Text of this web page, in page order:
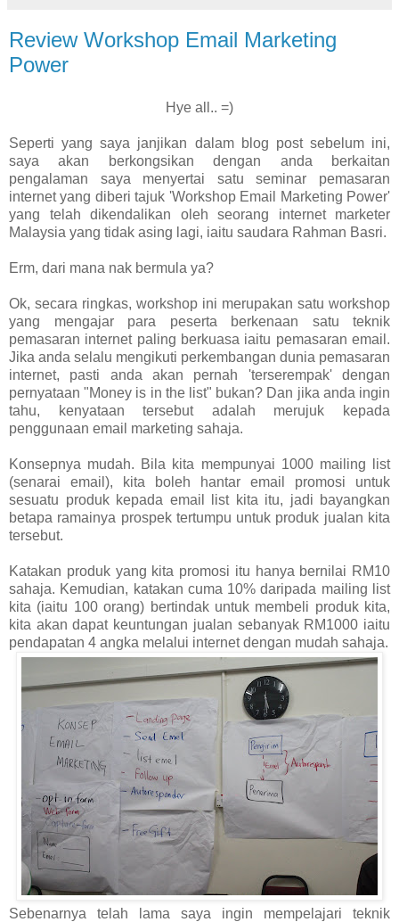
Review Workshop Email Marketing
Power
Hye all.. =)
Seperti yang saya janjikan dalam blog post sebelum ini,
saya akan berkongsikan dengan anda berkaitan
pengalaman saya menyertai satu seminar pemasaran
internet yang diberi tajuk 'Workshop Email Marketing Power'
yang telah dikendalikan oleh seorang internet marketer
Malaysia yang tidak asing lagi, iaitu saudara Rahman Basri.
Erm, dari mana nak bermula ya?
Ok, secara ringkas, workshop ini merupakan satu workshop
yang mengajar para peserta berkenaan satu teknik
pemasaran internet paling berkuasa iaitu pemasaran email.
Jika anda selalu mengikuti perkembangan dunia pemasaran
internet, pasti anda akan pernah 'terserempak' dengan
pernyataan "Money is in the list" bukan? Dan jika anda ingin
tahu, kenyataan tersebut adalah merujuk kepada
penggunaan email marketing sahaja.
Konsepnya mudah. Bila kita mempunyai 1000 mailing list
(senarai email), kita boleh hantar email promosi untuk
sesuatu produk kepada email list kita itu, jadi bayangkan
betapa ramainya prospek tertumpu untuk produk jualan kita
tersebut.
Katakan produk yang kita promosi itu hanya bernilai RM10
sahaja. Kemudian, katakan cuma 10% daripada mailing list
kita (iaitu 100 orang) bertindak untuk membeli produk kita,
kita akan dapat keuntungan jualan sebanyak RM1000 iaitu
pendapatan 4 angka melalui internet dengan mudah sahaja.
Sebenarnya telah lama saya ingin mempelajari teknik